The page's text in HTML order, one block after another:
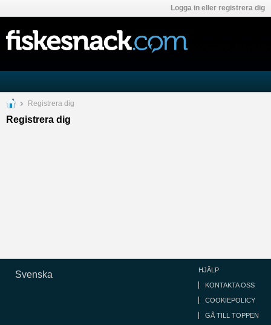
Logga in eller registrera dig
Registrera dig
Registrera dig
Svenska HJÄLP
KONTAKTA OSS
COOKIEPOLICY
GÅ TILL TOPPEN